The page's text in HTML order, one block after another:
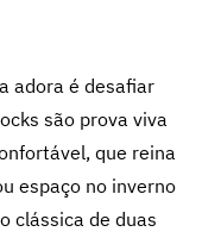
adora é desafiar
são prova viva
que reina
espaço no inverno
clássica de duas